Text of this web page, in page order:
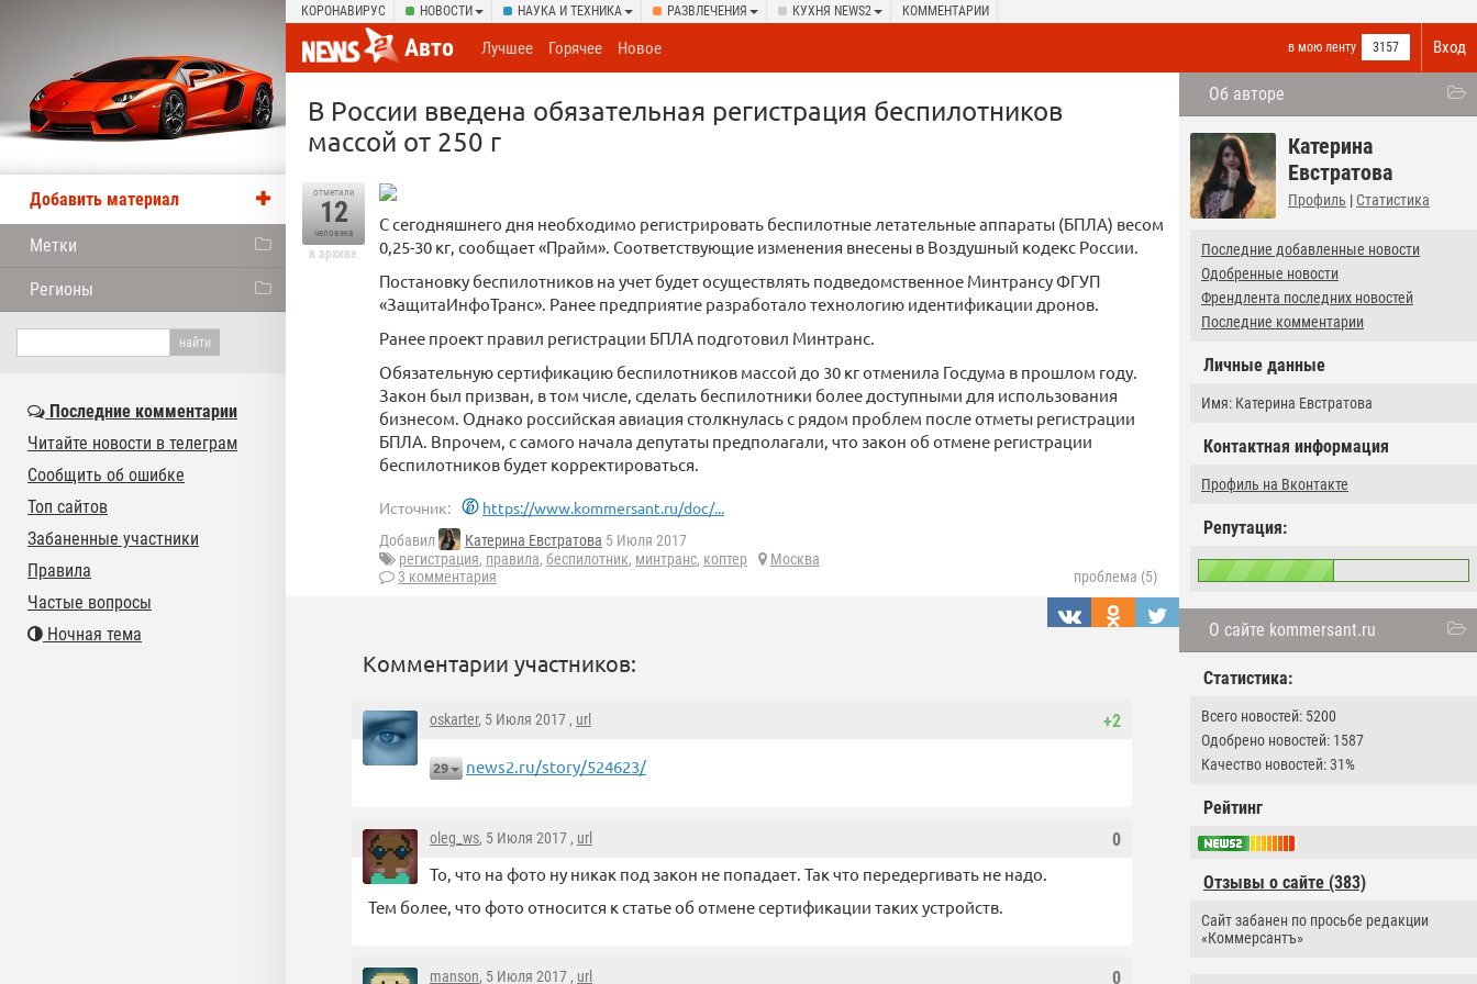
КОРОНАВИРУС НОВОСТИ НАУКА И ТЕХНИКА РАЗВЛЕЧЕНИЯ КУХНЯ NEWS2 КОММЕНТАРИИ
Вход
Авто в мою ленту 3157
Лучшее Горячее Новое
Об авторе
Катерина
Евстратова
Профиль | Статистика
Последние добавленные новости
Одобренные новости
Френдлента последних новостей
Последние комментарии
Личные данные
Имя: Катерина Евстратова
Контактная информация
Профиль на Вконтакте
Репутация:
О сайте kommersant.ru
Статистика:
Всего новостей: 5200
Одобрено новостей: 1587
Качество новостей: 31%
Рейтинг
Отзывы о сайте (383)
Сайт забанен по просьбе редакции
«Коммерсантъ»
В России введена обязательная регистрация беспилотников
массой от 250 г
отметили
12
человека
в архиве
С сегодняшнего дня необходимо регистрировать беспилотные летательные аппараты (БПЛА) весом
0,25-30 кг, сообщает «Прайм». Соответствующие изменения внесены в Воздушный кодекс России.
Постановку беспилотников на учет будет осуществлять подведомственное Минтрансу ФГУП
«ЗащитаИнфоТранс». Ранее предприятие разработало технологию идентификации дронов.
Ранее проект правил регистрации БПЛА подготовил Минтранс.
Обязательную сертификацию беспилотников массой до 30 кг отменила Госдума в прошлом году.
Закон был призван, в том числе, сделать беспилотники более доступными для использования
бизнесом. Однако российская авиация столкнулась с рядом проблем после отметы регистрации
БПЛА. Впрочем, с самого начала депутаты предполагали, что закон об отмене регистрации
беспилотников будет корректироваться.
Источник: https://www.kommersant.ru/doc/...
Добавил Катерина Евстратова 5 Июля 2017
регистрация, правила, беспилотник, минтранс, коптер
Москва
3 комментария
проблема (5)
Комментарии участников:
+2
oskarter, 5 Июля 2017 , url
29 news2.ru/story/524623/
0
oleg_ws, 5 Июля 2017 , url
То, что на фото ну никак под закон не попадает. Так что передергивать не надо.
Тем более, что фото относится к статье об отмене сертификации таких устройств.
0
manson, 5 Июля 2017 , url
Добавить материал
Метки
Регионы
Последние комментарии
Читайте новости в телеграм
Сообщить об ошибке
Топ сайтов
Забаненные участники
Правила
Частые вопросы
Ночная тема